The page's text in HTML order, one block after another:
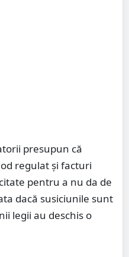
presupun că
regulat și facturi
pentru a nu da de
dacă susiciunile sunt
legii au deschis o